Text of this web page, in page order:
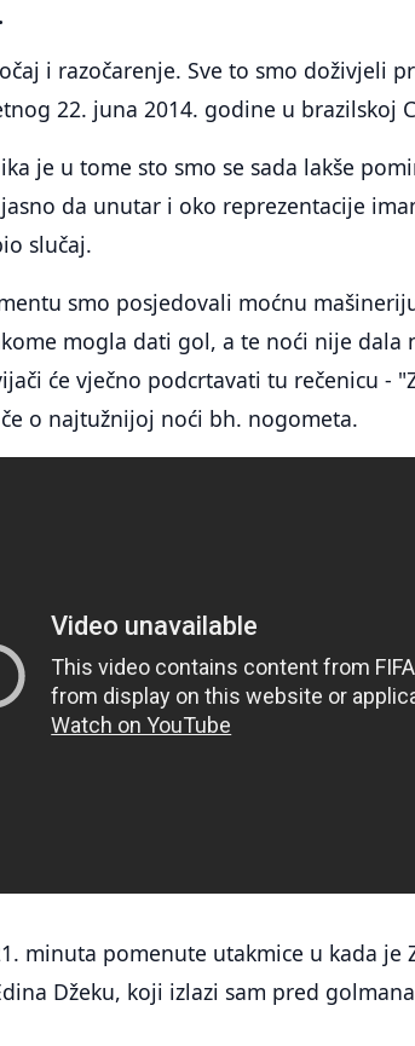
i razočarenje. Sve to smo doživjeli
22. juna 2014. godine u brazilskoj
je u tome sto smo se sada lakše
da unutar i oko reprezentacije
slučaj.
smo posjedovali moćnu
mogla dati gol, a te noći nije dala
će vječno podcrtavati tu rečenicu -
o najtužnijoj noći bh. nogometa.
minuta pomenute utakmice u kada je
Džeku, koji izlazi sam pred